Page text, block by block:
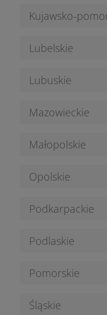
Kujawsko-
Lubelskie
Lubuskie
Mazowieckie
Małopolskie
Opolskie
Podkarpackie
Podlaskie
Pomorskie
Śląskie